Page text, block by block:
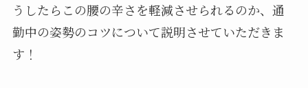
うしたらこの腰の辛さを軽減させられるのか、通
勤中の姿勢のコツについて説明させていただきま
す！